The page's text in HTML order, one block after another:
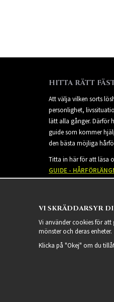
HITTA RÄTT
Att välja vilken sorts
personlighet,
lätt alla gånger. Därför
guide som kommer
den bästa möjliga
Titta in här för att läsa
GUIDE -
VI SKRÄDDARSYR
Vi använder cookies för
mönster och deras enheter.
Klicka på "Okej" om du